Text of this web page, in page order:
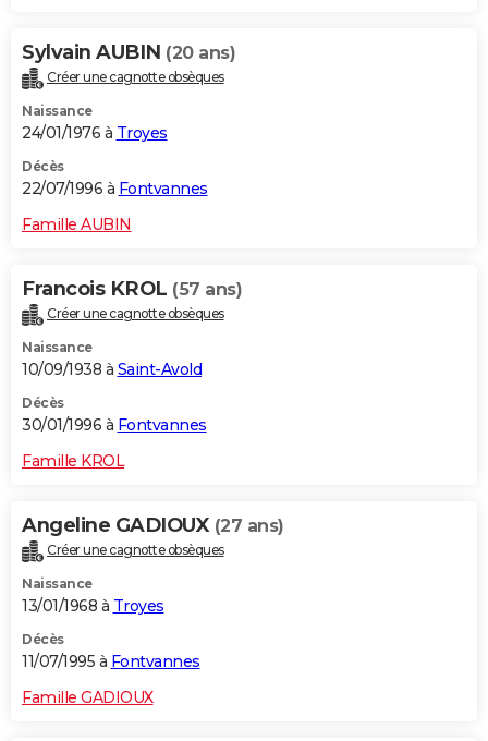
Sylvain AUBIN (20 ans)
Créer une cagnotte obsèques
Naissance
24/01/1976 à Troyes
Décès
22/07/1996 à Fontvannes
Famille AUBIN
Francois KROL (57 ans)
Créer une cagnotte obsèques
Naissance
10/09/1938 à Saint-Avold
Décès
30/01/1996 à Fontvannes
Famille KROL
Angeline GADIOUX (27 ans)
Créer une cagnotte obsèques
Naissance
13/01/1968 à Troyes
Décès
11/07/1995 à Fontvannes
Famille GADIOUX